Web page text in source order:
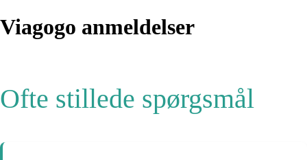
Viagogo anmeldelser
Ofte stillede spørgsmål